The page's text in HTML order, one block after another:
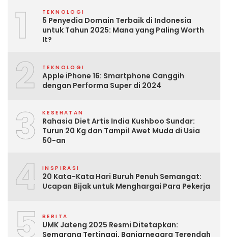
1 TEKNOLOGI
5 Penyedia Domain Terbaik di Indonesia
untuk Tahun 2025: Mana yang Paling Worth
It?
2 TEKNOLOGI
Apple iPhone 16: Smartphone Canggih
dengan Performa Super di 2024
3 KESEHATAN
Rahasia Diet Artis India Kushboo Sundar:
Turun 20 Kg dan Tampil Awet Muda di Usia
50-an
4 INSPIRASI
20 Kata-Kata Hari Buruh Penuh Semangat:
Ucapan Bijak untuk Menghargai Para Pekerja
5 BERITA
UMK Jateng 2025 Resmi Ditetapkan:
Semarang Tertinggi, Banjarnegara Terendah